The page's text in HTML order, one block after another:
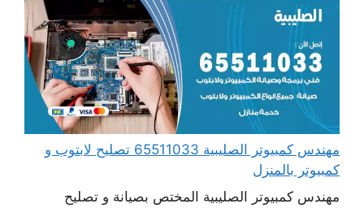
مهندس كمبيوتر الصليبية 65511033 تصليح لابتوب و
كمبيوتر بالمنزل
مهندس كمبيوتر الصليبية المختص بصيانة و تصليح